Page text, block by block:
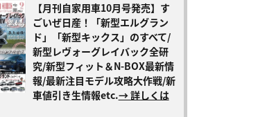
【月刊自家用車10月号発売】す
ごいぜ日産！「新型エルグラン
ド」「新型キックス」のすべて/
新型レヴォーグレイバック全研
究/新型フィット＆N-BOX最新情
報/最新注目モデル攻略大作戦/新
車値引き生情報etc.→ 詳しくは